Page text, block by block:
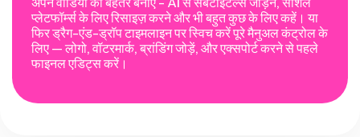
प्लेटफॉर्म्स के लिए रिसाइज़ करने और भी बहुत कुछ के लिए कहें। या
फिर ड्रैग-एंड-ड्रॉप टाइमलाइन पर स्विच करें पूरे मैनुअल कंट्रोल के
लिए — लोगो, वॉटरमार्क, ब्रांडिंग जोड़ें, और एक्सपोर्ट करने से पहले
फाइनल एडिट्स करें।